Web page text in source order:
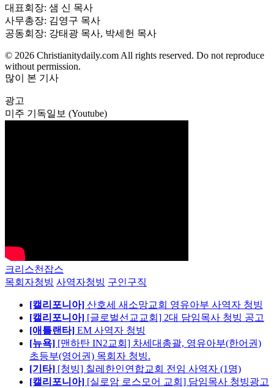
대표회장: 샘 신 목사
사무총장: 김영구 목사
공동회장: 강태광 목사, 박세헌 목사
© 2026 Christianitydaily.com All rights reserved. Do not reproduce
without permission.
많이 본 기사
광고
미주 기독일보 (Youtube)
크리스천잡스
목회자청빙 사역자청빙 구인구직
[캘리포니아] 산호세 새소망교회 영유아부 사역자 청빙
[캘리포니아] [글로벌선교교회] 2대 담임목사 청빙 공고
[애틀랜타] EM 사역자 청빙
[뉴욕] [맨하탄 IN2교회] 차세대총괄, 영유아부(한어권)
초등부(영어권) 목회자 청빙.
[기타] [청빙] 칠레한인연합교회 전임 사역자 (1명)
[캘리포니아] [실로암 로스모어 교회] 담임목사 청빙광고